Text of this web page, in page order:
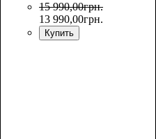
15 990,00грн.
13 990,00грн.
Купить